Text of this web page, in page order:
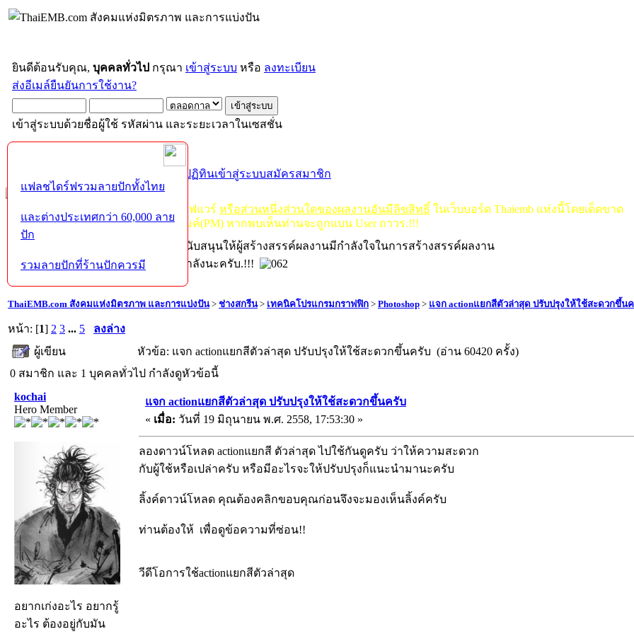
ยินดีต้อนรับคุณ, บุคคลทั่วไป กรุณา เข้าสู่ระบบ หรือ ลงทะเบียน
ส่งอีเมล์ยืนยันการใช้งาน?
เข้าสู่ระบบด้วยชื่อผู้ใช้ รหัสผ่าน และระยะเวลาในเซสชั่น
ปฏิทินเข้าสู่ระบบสมัครสมาชิก
กฏ-กติกา ห้ามจำหน่าย, จ่ายแจก ซอฟแวร์ หรือส่วนหนึ่งส่วนใดของผลงานอันมีลิขสิทธิ์ ในเว็บบอร์ด Thaiemb แห่งนี้โดยเด็ดขาด
ไม่ว่าจะเป็นทางหน้าบอร์ด หรือหลังไมค์(PM) หากพบเห็นท่านจะถูกแบน User ถาวร.!!!
หากท่านถูกในในผลงาน หรืออยากสนับสนุนให้ผู้สร้างสรรค์ผลงานมีกำลังใจในการสร้างสรรค์ผลงาน
โปรดช่วยบริจาคให้ผู้จัดทำบ้างตามกำลังนะครับ.!!!
ThaiEMB.com สังคมแห่งมิตรภาพ และการแบ่งปัน> ช่างสกรีน> เทคนิคโปรแกรมกราฟฟิก > Photoshop > แจก actionแยกสีตัวล่าสุด ปรับปรุงให้ใช้สะดวกขึ้น
หน้า: [1] 2 3 ... 5 ลงล่าง
ผู้เขียน
หัวข้อ: แจก actionแยกสีตัวล่าสุด ปรับปรุงให้ใช้สะดวกขึ้นครับ (อ่าน 60420 ครั้ง)
0 สมาชิก และ 1 บุคคลทั่วไป กำลังดูหัวข้อนี้
kochai
Hero Member
อยากเก่งอะไร อยากรู้
อะไร ต้องอยู่กับมัน
แจก actionแยกสีตัวล่าสุด ปรับปรุงให้ใช้สะดวกขึ้นครับ
« เมื่อ: วันที่ 19 มิถุนายน พ.ศ. 2558, 17:53:30 »
ลองดาวน์โหลด actionแยกสี ตัวล่าสุด ไปใช้กันดูครับ ว่าให้ความสะดวก
กับผู้ใช้หรือเปล่าครับ หรือมีอะไรจะให้ปรับปรุงก็แนะนำมานะครับ
ลิ้งค์ดาวน์โหลด คุณต้องคลิกขอบคุณก่อนจึงจะมองเห็นลิ้งค์ครับ
ท่านต้องให้ เพื่อดูข้อความที่ซ่อน!!
วีดีโอการใช้actionแยกสีตัวล่าสุด
แฟลชไดร์ฟรวมลายปักทั้งไทย
และต่างประเทศกว่า 60,000 ลาย
ปัก
รวมลายปักที่ร้านปักควรมี